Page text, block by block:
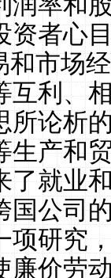
资者心
和市场
互利、
所论析
生产和
了就业
国公司
项研究
廉价劳